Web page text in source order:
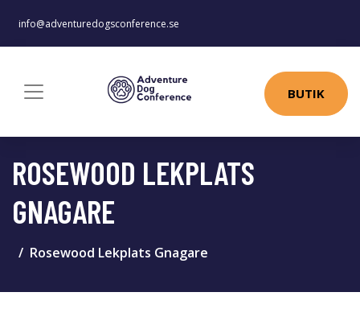
info@adventuredogsconference.se
BUTIK
ROSEWOOD LEKPLATS
GNAGARE
Rosewood Lekplats Gnagare